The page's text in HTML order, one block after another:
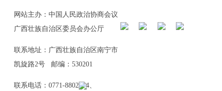
网站主办：中国人民政治协商会议
广西壮族自治区委员会办公厅
联系地址：广西壮族自治区南宁市
凯旋路2号 邮编：530201
联系电话：0771-8802114、